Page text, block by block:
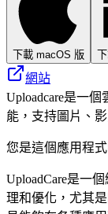
下載 macOS 版
網站
Uploadcare是一
能，支持圖片、
您是這個應用程
UploadCare是一
理和優化，尤其